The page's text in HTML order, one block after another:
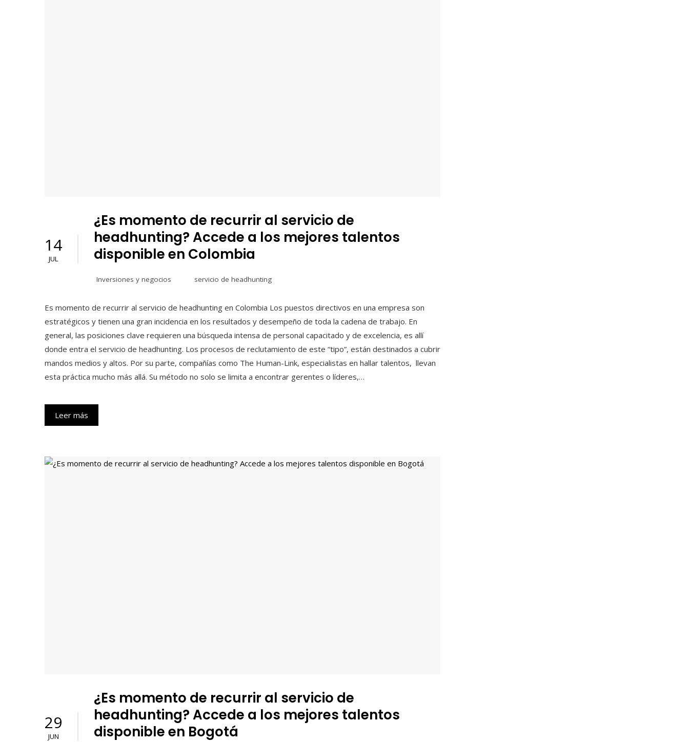
14
JUL
¿Es momento de recurrir al servicio de
headhunting? Accede a los mejores talentos
disponible en Colombia
Inversiones y negocios servicio de headhunting
Es momento de recurrir al servicio de headhunting en Colombia Los puestos directivos en una empresa son
estratégicos y tienen una gran incidencia en los resultados y desempeño de toda la cadena de trabajo. En
general, las posiciones clave requieren una búsqueda intensa de personal capacitado y de excelencia, es allí
donde entra el servicio de headhunting. Los procesos de reclutamiento de este “tipo”, están destinados a cubrir
mandos medios y altos. Por su parte, compañías como The Human-Link, especialistas en hallar talentos, llevan
esta práctica mucho más allá. Su método no solo se limita a encontrar gerentes o líderes,…
Leer más
29
JUN
¿Es momento de recurrir al servicio de
headhunting? Accede a los mejores talentos
disponible en Bogotá